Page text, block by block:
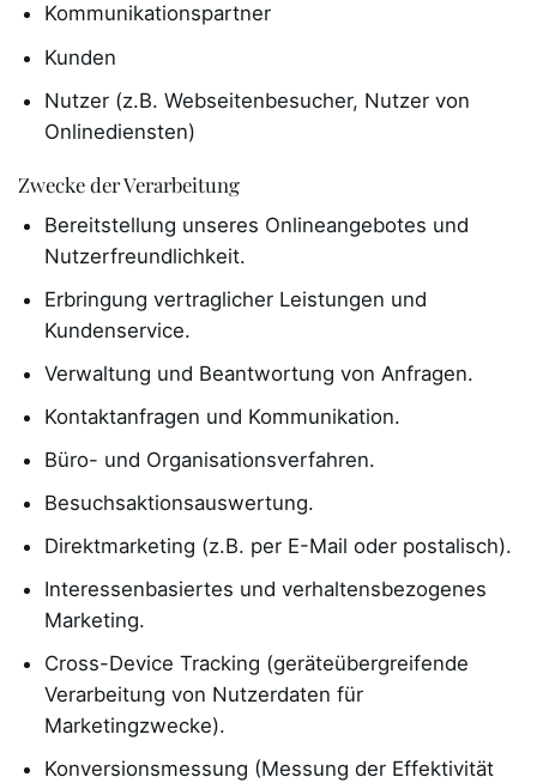
Kommunikationspartner
Kunden
Nutzer (z.B. Webseitenbesucher, Nutzer von
Onlinediensten)
Zwecke der Verarbeitung
Bereitstellung unseres Onlineangebotes und
Nutzerfreundlichkeit.
Erbringung vertraglicher Leistungen und
Kundenservice.
Verwaltung und Beantwortung von Anfragen.
Kontaktanfragen und Kommunikation.
Büro- und Organisationsverfahren.
Besuchsaktionsauswertung.
Direktmarketing (z.B. per E-Mail oder postalisch).
Interessenbasiertes und verhaltensbezogenes
Marketing.
Cross-Device Tracking (geräteübergreifende
Verarbeitung von Nutzerdaten für
Marketingzwecke).
Konversionsmessung (Messung der Effektivität